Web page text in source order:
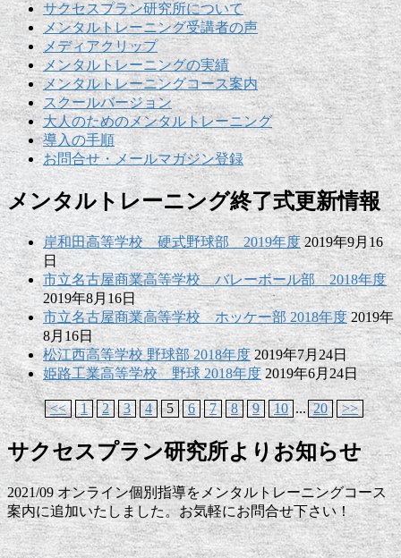
サクセスプラン研究所について
メンタルトレーニング受講者の声
メディアクリップ
メンタルトレーニングの実績
メンタルトレーニングコース案内
スクールバージョン
大人のためのメンタルトレーニング
導入の手順
お問合せ・メールマガジン登録
メンタルトレーニング終了式更新情報
岸和田高等学校 硬式野球部 2019年度2019年9月16
日
市立名古屋商業高等学校 バレーボール部 2018年度
2019年8月16日
市立名古屋商業高等学校 ホッケー部 2018年度2019年
8月16日
松江西高等学校 野球部 2018年度 2019年7月24日
姫路工業高等学校 野球 2018年度 2019年6月24日
<< 1 2 3 4 5 6 7 8 9 10 ... 20 >>
サクセスプラン研究所よりお知らせ
2021/09 オンライン個別指導をメンタルトレーニングコース
案内に追加いたしました。お気軽にお問合せ下さい！